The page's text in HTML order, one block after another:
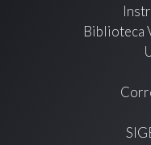
Biblioteca